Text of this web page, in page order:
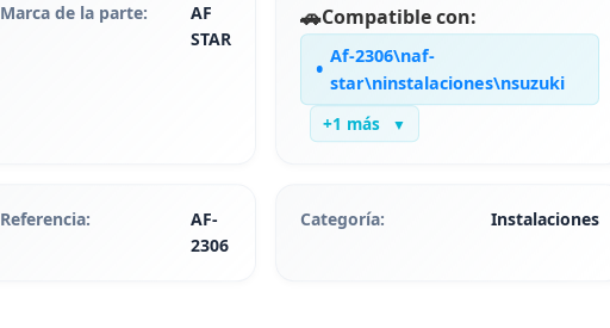
Marca de la parte:
AF
STAR
🚗Compatible con:
Af-2306\naf-
star\ninstalaciones\nsuzuki
+1 más
▼
Referencia:
AF-
2306
Categoría: Instalaciones